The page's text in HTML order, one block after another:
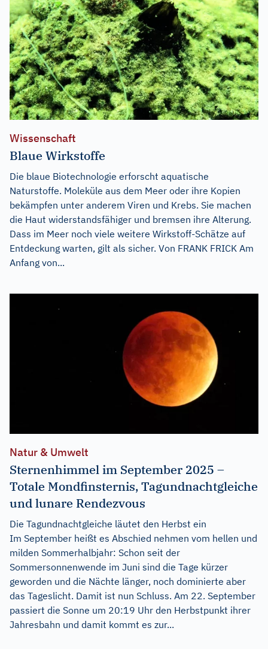
Wissenschaft
Blaue Wirkstoffe
Die blaue Biotechnologie erforscht aquatische
Naturstoffe. Moleküle aus dem Meer oder ihre Kopien
bekämpfen unter anderem Viren und Krebs. Sie machen
die Haut widerstandsfähiger und bremsen ihre Alterung.
Dass im Meer noch viele weitere Wirkstoff-Schätze auf
Entdeckung warten, gilt als sicher. Von FRANK FRICK Am
Anfang von...
Natur & Umwelt
Sternenhimmel im September 2025 –
Totale Mondfinsternis, Tagundnachtgleiche
und lunare Rendezvous
Die Tagundnachtgleiche läutet den Herbst ein
Im September heißt es Abschied nehmen vom hellen und
milden Sommerhalbjahr: Schon seit der
Sommersonnenwende im Juni sind die Tage kürzer
geworden und die Nächte länger, noch dominierte aber
das Tageslicht. Damit ist nun Schluss. Am 22. September
passiert die Sonne um 20:19 Uhr den Herbstpunkt ihrer
Jahresbahn und damit kommt es zur...